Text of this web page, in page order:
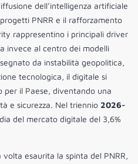
dell’intelligenza artificiale
PNRR e il rafforzamento
rappresentino i principali driver
invece al centro dei modelli
da instabilità geopolitica,
tecnologica, il digitale si
per il Paese, diventando una
e sicurezza. Nel triennio 2026-
del mercato digitale del 3,6%
esaurita la spinta del PNRR,